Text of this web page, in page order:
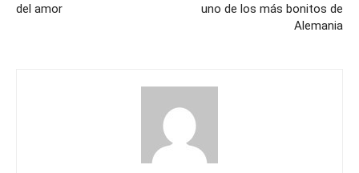
del amor
uno de los más bonitos de
Alemania